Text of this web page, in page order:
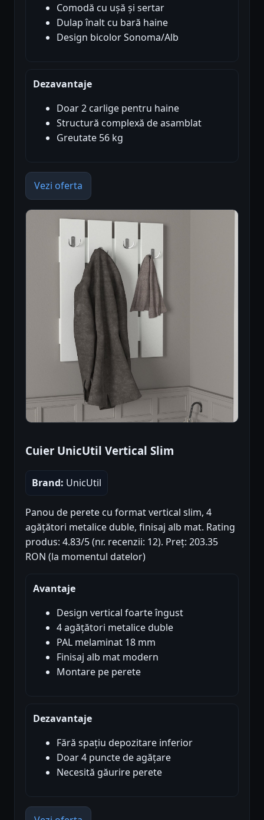
Comodă cu ușă și sertar
Dulap înalt cu bară haine
Design bicolor Sonoma/Alb
Dezavantaje
Doar 2 carlige pentru haine
Structură complexă de asamblat
Greutate 56 kg
Vezi oferta
Cuier UnicUtil Vertical Slim
Brand: UnicUtil
Panou de perete cu format vertical slim, 4
agățători metalice duble, finisaj alb mat. Rating
produs: 4.83/5 (nr. recenzii: 12). Preț: 203.35
RON (la momentul datelor)
Avantaje
Design vertical foarte îngust
4 agățători metalice duble
PAL melaminat 18 mm
Finisaj alb mat modern
Montare pe perete
Dezavantaje
Fără spațiu depozitare inferior
Doar 4 puncte de agățare
Necesită găurire perete